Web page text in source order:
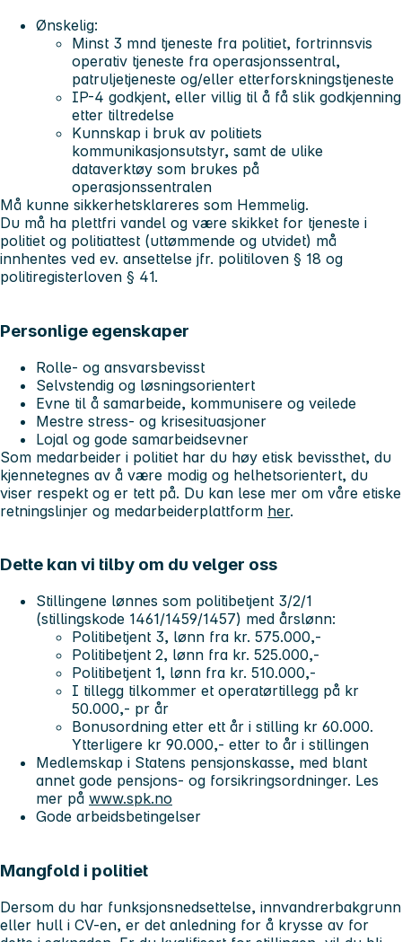
Ønskelig:
Minst 3 mnd tjeneste fra politiet, fortrinnsvis
operativ tjeneste fra operasjonssentral,
patruljetjeneste og/eller etterforskningstjeneste
IP-4 godkjent, eller villig til å få slik godkjenning
etter tiltredelse
Kunnskap i bruk av politiets
kommunikasjonsutstyr, samt de ulike
dataverktøy som brukes på
operasjonssentralen
Må kunne sikkerhetsklareres som Hemmelig.
Du må ha plettfri vandel og være skikket for tjeneste i
politiet og politiattest (uttømmende og utvidet) må
innhentes ved ev. ansettelse jfr. politiloven § 18 og
politiregisterloven § 41.
Personlige egenskaper
Rolle- og ansvarsbevisst
Selvstendig og løsningsorientert
Evne til å samarbeide, kommunisere og veilede
Mestre stress- og krisesituasjoner
Lojal og gode samarbeidsevner
Som medarbeider i politiet har du høy etisk bevissthet, du
kjennetegnes av å være modig og helhetsorientert, du
viser respekt og er tett på. Du kan lese mer om våre etiske
retningslinjer og medarbeiderplattform her.
Dette kan vi tilby om du velger oss
Stillingene lønnes som politibetjent 3/2/1
(stillingskode 1461/1459/1457) med årslønn:
Politibetjent 3, lønn fra kr. 575.000,-
Politibetjent 2, lønn fra kr. 525.000,-
Politibetjent 1, lønn fra kr. 510.000,-
I tillegg tilkommer et operatørtillegg på kr
50.000,- pr år
Bonusordning etter ett år i stilling kr 60.000.
Ytterligere kr 90.000,- etter to år i stillingen
Medlemskap i Statens pensjonskasse, med blant
annet gode pensjons- og forsikringsordninger. Les
mer på www.spk.no
Gode arbeidsbetingelser
Mangfold i politiet
Dersom du har funksjonsnedsettelse, innvandrerbakgrunn
eller hull i CV-en, er det anledning for å krysse av for